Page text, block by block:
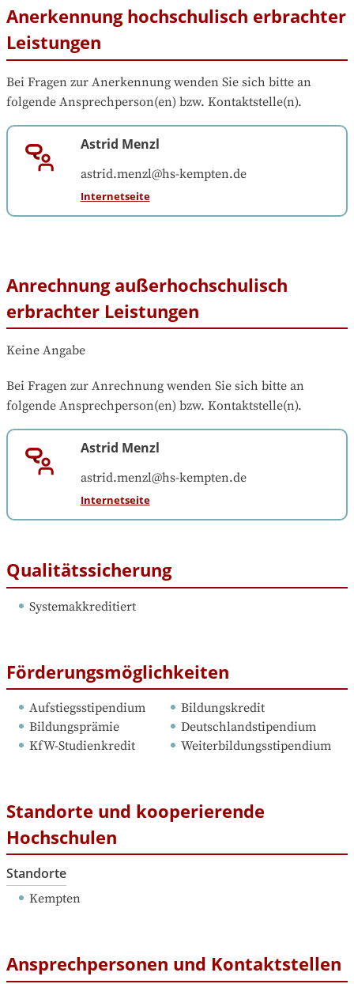
Anerkennung hochschulisch erbrachter
Leistungen
Bei Fragen zur Anerkennung wenden Sie sich bitte an
folgende Ansprechperson(en) bzw. Kontaktstelle(n).
Astrid Menzl
astrid.menzl@hs-kempten.de
Internetseite
Anrechnung außerhochschulisch
erbrachter Leistungen
Keine Angabe
Bei Fragen zur Anrechnung wenden Sie sich bitte an
folgende Ansprechperson(en) bzw. Kontaktstelle(n).
Astrid Menzl
astrid.menzl@hs-kempten.de
Internetseite
Qualitätssicherung
Systemakkreditiert
Förderungsmöglichkeiten
Aufstiegsstipendium
Bildungskredit
Bildungsprämie
Deutschlandstipendium
KfW-Studienkredit
Weiterbildungsstipendium
Standorte und kooperierende
Hochschulen
Standorte
Kempten
Ansprechpersonen und Kontaktstellen